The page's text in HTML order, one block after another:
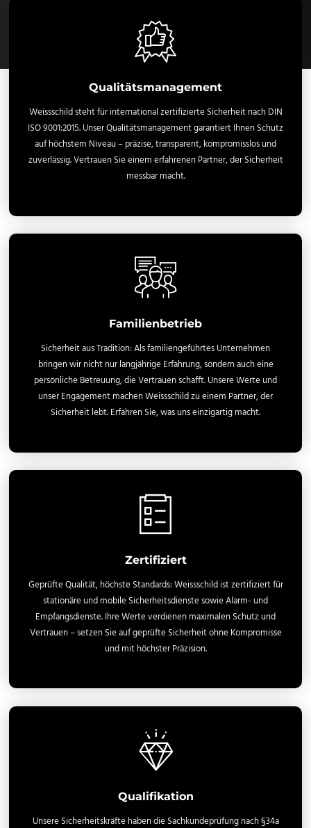
Qualitätsmanagement
Weissschild steht für international zertifizierte Sicherheit nach DIN
ISO 9001:2015. Unser Qualitätsmanagement garantiert Ihnen Schutz
auf höchstem Niveau – präzise, transparent, kompromisslos und
zuverlässig. Vertrauen Sie einem erfahrenen Partner, der Sicherheit
messbar macht.
Familienbetrieb
Sicherheit aus Tradition: Als familiengeführtes Unternehmen
bringen wir nicht nur langjährige Erfahrung, sondern auch eine
persönliche Betreuung, die Vertrauen schafft. Unsere Werte und
unser Engagement machen Weissschild zu einem Partner, der
Sicherheit lebt. Erfahren Sie, was uns einzigartig macht.
Zertifiziert
Geprüfte Qualität, höchste Standards: Weissschild ist zertifiziert für
stationäre und mobile Sicherheitsdienste sowie Alarm- und
Empfangsdienste. Ihre Werte verdienen maximalen Schutz und
Vertrauen – setzen Sie auf geprüfte Sicherheit ohne Kompromisse
und mit höchster Präzision.
Qualifikation
Unsere Sicherheitskräfte haben die Sachkundeprüfung nach §34a